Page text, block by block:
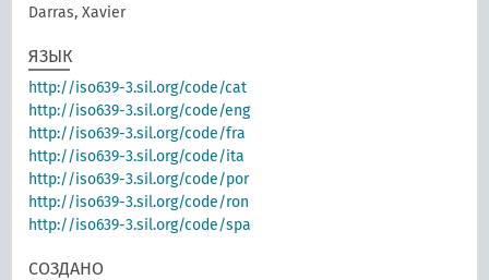
Darras, Xavier
ЯЗЫК
http://iso639-3.sil.org/code/cat
http://iso639-3.sil.org/code/eng
http://iso639-3.sil.org/code/fra
http://iso639-3.sil.org/code/ita
http://iso639-3.sil.org/code/por
http://iso639-3.sil.org/code/ron
http://iso639-3.sil.org/code/spa
СОЗДАНО